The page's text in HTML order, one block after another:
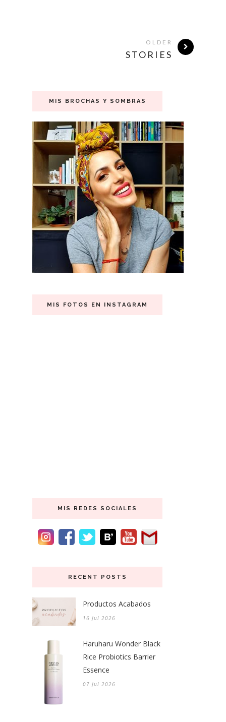
OLDER
STORIES
MIS BROCHAS Y SOMBRAS
MIS FOTOS EN INSTAGRAM
MIS REDES SOCIALES
RECENT POSTS
Productos Acabados
16 Jul 2026
Haruharu Wonder Black
Rice Probiotics Barrier
Essence
07 Jul 2026